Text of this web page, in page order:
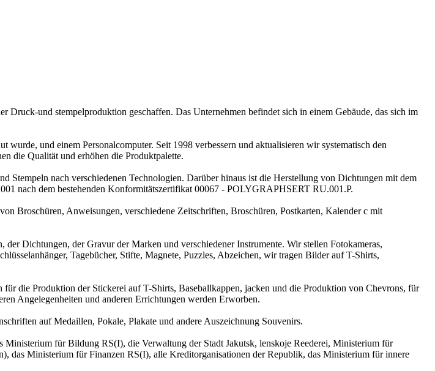
und stempelproduktion geschaffen. Das Unternehmen befindet sich in einem Gebäude, das sich im
und einem Personalcomputer. Seit 1998 verbessern und aktualisieren wir systematisch den
die Qualität und erhöhen die Produktpalette.
nach verschiedenen Technologien. Darüber hinaus ist die Herstellung von Dichtungen mit dem
nach dem bestehenden Konformitätszertifikat 00067 - POLYGRAPHSERT RU.001.P.
Broschüren, Anweisungen, verschiedene Zeitschriften, Broschüren, Postkarten, Kalender c mit
Dichtungen, der Gravur der Marken und verschiedener Instrumente. Wir stellen Fotokameras,
Tagebücher, Stifte, Magnete, Puzzles, Abzeichen, wir tragen Bilder auf T-Shirts,
die Produktion der Stickerei auf T-Shirts, Baseballkappen, jacken und die Produktion von Chevrons, für
Angelegenheiten und anderen Errichtungen werden Erworben.
auf Medaillen, Pokale, Plakate und andere Auszeichnung Souvenirs.
für Bildung RS(I), die Verwaltung der Stadt Jakutsk, lenskoje Reederei, Ministerium für
das Ministerium für Finanzen RS(I), alle Kreditorganisationen der Republik, das Ministerium für innere